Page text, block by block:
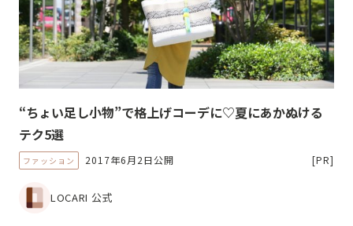
“ちょい足し小物”で格上げコーデに♡夏にあかぬける
テク5選
ファッション 2017年6月2日公開 [PR]
LOCARI 公式